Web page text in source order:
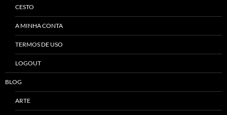
CESTO
A MINHA CONTA
TERMOS DE USO
LOGOUT
BLOG
ARTE